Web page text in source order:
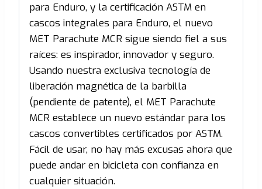
para Enduro, y la certificación ASTM en
cascos integrales para Enduro, el nuevo
MET Parachute MCR sigue siendo fiel a sus
raíces: es inspirador, innovador y seguro.
Usando nuestra exclusiva tecnología de
liberación magnética de la barbilla
(pendiente de patente), el MET Parachute
MCR establece un nuevo estándar para los
cascos convertibles certificados por ASTM.
Fácil de usar, no hay más excusas ahora que
puede andar en bicicleta con confianza en
cualquier situación.